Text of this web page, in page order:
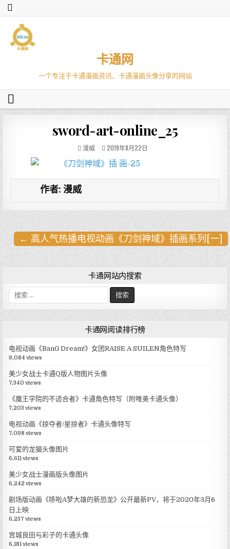
卡通网
一个专注于卡通漫画资讯、卡通漫画头像分享的网站
sword-art-online_25
漫威 2019年8月22日
作者: 漫威
文
章
航
← 高人气热播电视动画《刀剑神域》插画系列[一]
卡通网站内搜索
搜
索
:
卡通网阅读排行榜
电视动画《BanG Dream!》女团RAISE A SUILEN角色特写
9,084 views
美少女战士卡通Q版人物图片头像
7,340 views
《魔王学院的不适合者》卡通角色特写（附唯美卡通头像）
7,203 views
电视动画《掠夺者/星掠者》卡通头像特写
7,098 views
可爱的龙猫头像图片
6,611 views
美少女战士漫画版头像图片
6,242 views
剧场版动画《哆啦A梦大雄的新恐龙》公开最新PV，将于2020年3月6
日上映
6,237 views
宫城良田与彩子的卡通头像
6,181 views